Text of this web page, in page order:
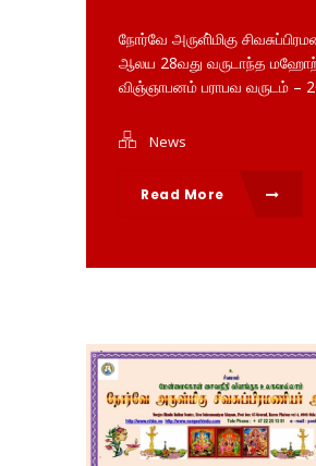
நோர்வே அருளி்மிகு
ஆலய 28வது வருடாந்த
விஞ்ஞாபனம் பராபவ வருடம் –
News
Read More